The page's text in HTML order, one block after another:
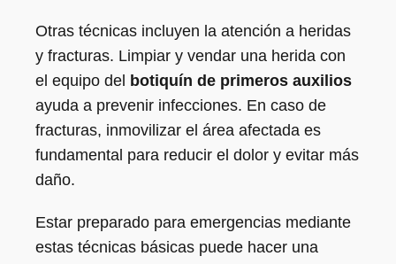
Otras técnicas incluyen la atención a heridas
y fracturas. Limpiar y vendar una herida con
el equipo del botiquín de primeros auxilios
ayuda a prevenir infecciones. En caso de
fracturas, inmovilizar el área afectada es
fundamental para reducir el dolor y evitar más
daño.
Estar preparado para emergencias mediante
estas técnicas básicas puede hacer una